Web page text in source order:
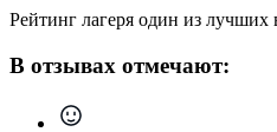
Рейтинг лагеря один из лучших
В отзывах отмечают: